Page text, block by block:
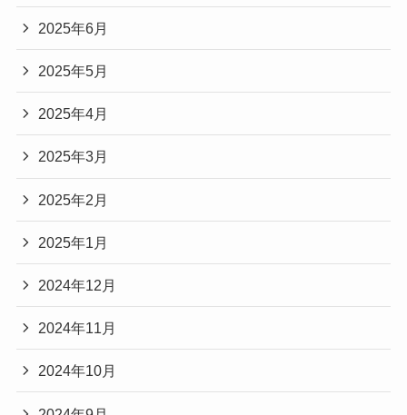
2025年6月
2025年5月
2025年4月
2025年3月
2025年2月
2025年1月
2024年12月
2024年11月
2024年10月